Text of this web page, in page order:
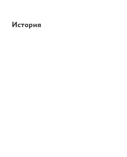
История